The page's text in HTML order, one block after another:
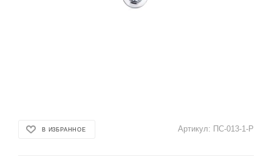
В ИЗБРАННОЕ Артикул: ПС-013-1-Р